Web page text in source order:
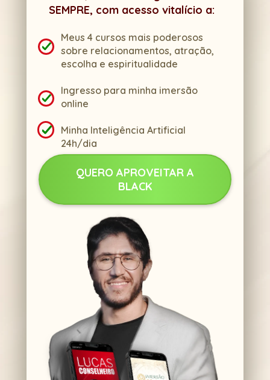
SEMPRE, com acesso vitalício a:
Meus 4 cursos mais poderosos
sobre relacionamentos, atração,
escolha e espiritualidade
Ingresso para minha imersão
online
Minha Inteligência Artificial
24h/dia
QUERO APROVEITAR A
BLACK